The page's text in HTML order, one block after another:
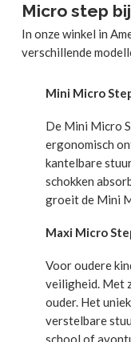
Micro step
In onze winkel in
verschillende
Mini Micro
De Mini Micro
ergonomisch
kantelbare
schokken
groeit de Mini
Maxi Micro
Voor oudere
veiligheid. Met
ouder. Het
verstelbare
school of